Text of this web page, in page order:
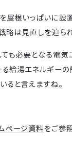
屋根いっぱいに設
は見直しを迫ら
も必要となる電
給湯エネルギー
ると言えますね。
ページ資料をご参